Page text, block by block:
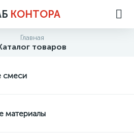
КОНТОРА
Главная
товаров
смеси
материалы